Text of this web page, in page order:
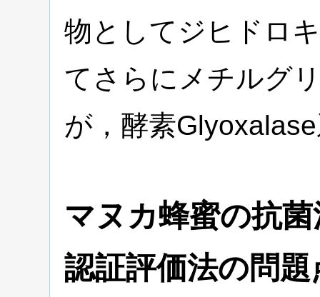
物としてジヒドロ
てさらにメチルグ
が，酵素
マヌカ蜂蜜の抗
認証評価法の問題